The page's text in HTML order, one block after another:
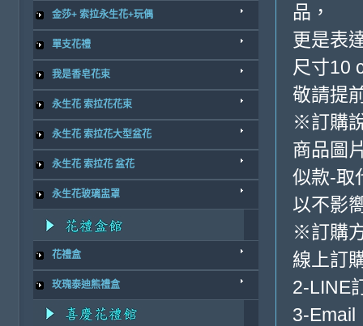
金莎+ 索拉永生花+玩偶
單支花禮
我是香皂花束
永生花 索拉花花束
永生花 索拉花大型盆花
永生花 索拉花 盆花
永生花玻璃盅罩
花禮盒
玫瑰泰迪熊禮盒
品，
更是表
尺寸10
敬請提
※訂購
商品圖
似款-取
以不影
※訂購
線上訂
2-LINE
3-Email